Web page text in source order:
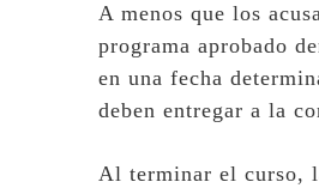
A menos que los
programa aprobado
en una fecha
deben entregar a la
Al terminar el curso,